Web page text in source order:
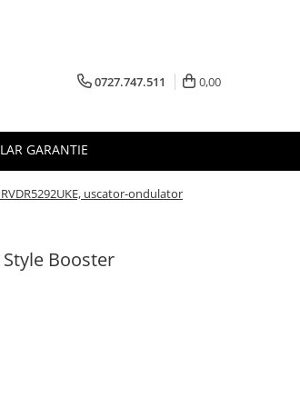
0727.747.511 0,00
GARANTIE
uscator-ondulator
Booster